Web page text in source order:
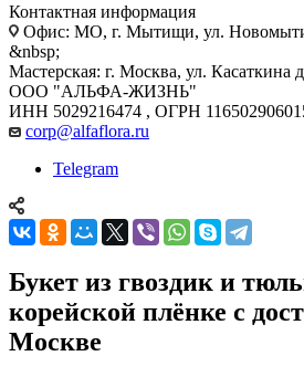
Контактная информация
Офис: МО, г. Мытищи, ул.
&nbsp;
Мастерская: г. Москва, ул. Касаткина
ООО "АЛЬФА-ЖИЗНЬ"
ИНН 5029216474 , ОГРН
corp@alfaflora.ru
Telegram
Букет из гвоздик и
корейской плёнке с
Москве